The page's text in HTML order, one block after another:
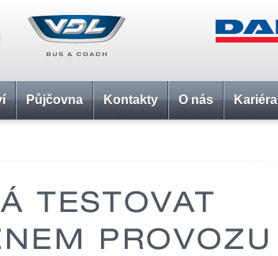
Půjčovna Kontakty O nás Kariéra
TESTOVAT
PROVOZU